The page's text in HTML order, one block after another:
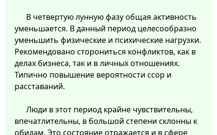
В четвертую лунную фазу общая активность
уменьшается. В данный период целесообразно
уменьшить физические и психические нагрузки.
Рекомендовано сторониться конфликтов, как в
делах бизнеса, так и в личных отношениях.
Типично повышение вероятности ссор и
расставаний.
Люди в этот период крайне чувствительны,
впечатлительны, в большой степени склонны к
обидам. Это состояние отражается и в сфере